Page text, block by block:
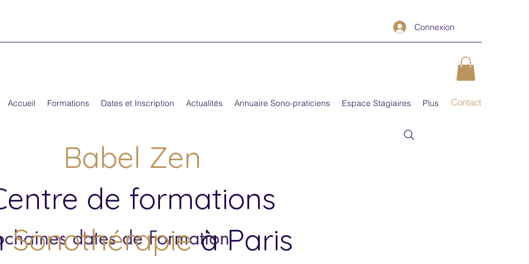
Connexion
Accueil Formations Dates et Inscription Actualités Annuaire Sono-praticiens Espace Stagiaires Plus Contact
Babel Zen
de formations
Sonothérapieà Paris
dates de Formation